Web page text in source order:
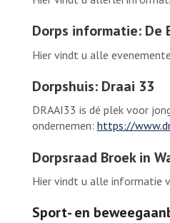
Dorps informatie: De
Hier vindt u alle
Dorpshuis: Draai 33
DRAAI33 is dé plek voor
ondernemen: https://
Dorpsraad Broek in
Hier vindt u alle informatie
Sport- en